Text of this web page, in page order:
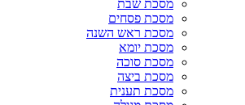
מסכת שבת
מסכת פסחים
מסכת ראש השנה
מסכת יומא
מסכת סוכה
מסכת ביצה
מסכת תענית